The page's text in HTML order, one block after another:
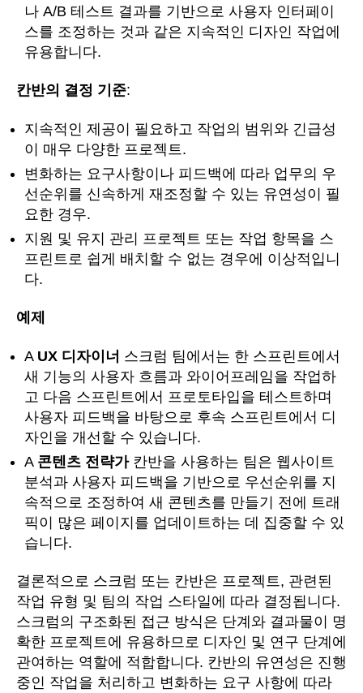
나 A/B 테스트 결과를 기반으로 사용자 인터페이
스를 조정하는 것과 같은 지속적인 디자인 작업에
유용합니다.
칸반의 결정 기준:
지속적인 제공이 필요하고 작업의 범위와 긴급성
이 매우 다양한 프로젝트.
변화하는 요구사항이나 피드백에 따라 업무의 우
선순위를 신속하게 재조정할 수 있는 유연성이 필
요한 경우.
지원 및 유지 관리 프로젝트 또는 작업 항목을 스
프린트로 쉽게 배치할 수 없는 경우에 이상적입니
다.
예제
A UX 디자이너 스크럼 팀에서는 한 스프린트에서
새 기능의 사용자 흐름과 와이어프레임을 작업하
고 다음 스프린트에서 프로토타입을 테스트하며
사용자 피드백을 바탕으로 후속 스프린트에서 디
자인을 개선할 수 있습니다.
A 콘텐츠 전략가칸반을 사용하는 팀은 웹사이트
분석과 사용자 피드백을 기반으로 우선순위를 지
속적으로 조정하여 새 콘텐츠를 만들기 전에 트래
픽이 많은 페이지를 업데이트하는 데 집중할 수 있
습니다.
결론적으로 스크럼 또는 칸반은 프로젝트, 관련된
작업 유형 및 팀의 작업 스타일에 따라 결정됩니다.
스크럼의 구조화된 접근 방식은 단계와 결과물이 명
확한 프로젝트에 유용하므로 디자인 및 연구 단계에
관여하는 역할에 적합합니다. 칸반의 유연성은 진행
중인 작업을 처리하고 변화하는 요구 사항에 따라